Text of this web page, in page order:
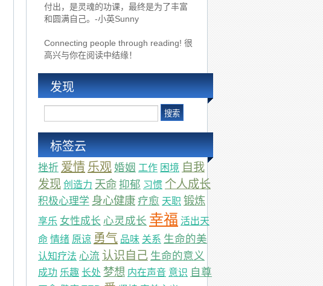
付出，是灵魂的功课，最终是为了丰富
和圆满自己。-小英Sunny
Connecting people through reading! 很
高兴与你在阅读中结缘！
发现
标签云
挫折 爱情 乐观 婚姻 工作 困境 自我
发现 创造力 天命 抑郁 习惯 个人成长
积极心理学 身心健康 疗愈 天职 锻炼
享乐 女性成长 心灵成长 幸福 活出天
命 情绪 原谅 勇气 品味 关系 生命的美
认知疗法 心流 认识自己 生命的意义
成功 乐趣 长处 梦想 内在声音 意识 自尊